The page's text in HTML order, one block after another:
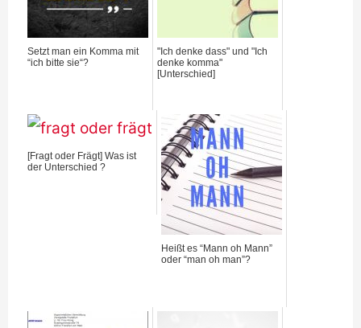
Setzt man ein Komma mit
“ich bitte sie“?
"Ich denke dass" und "Ich
denke komma"
[Unterschied]
[Fragt oder Frägt] Was ist
der Unterschied ?
Heißt es “Mann oh Mann”
oder “man oh man”?